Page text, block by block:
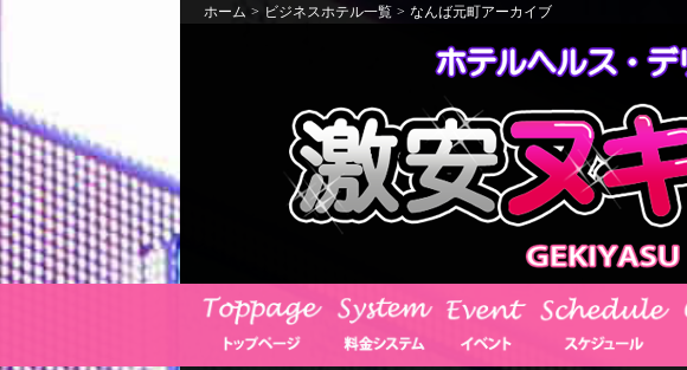
ホーム > ビジネスホテル一覧 > なんば元町アーカイブ